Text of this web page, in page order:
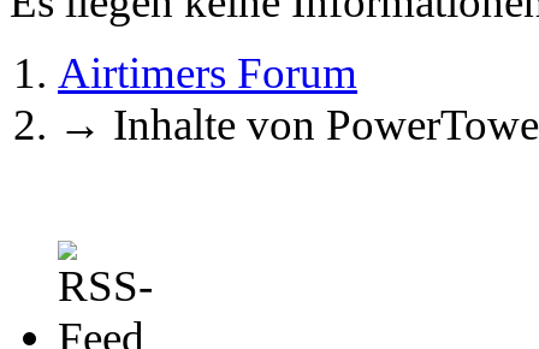
Airtimers Forum
→ Inhalte von